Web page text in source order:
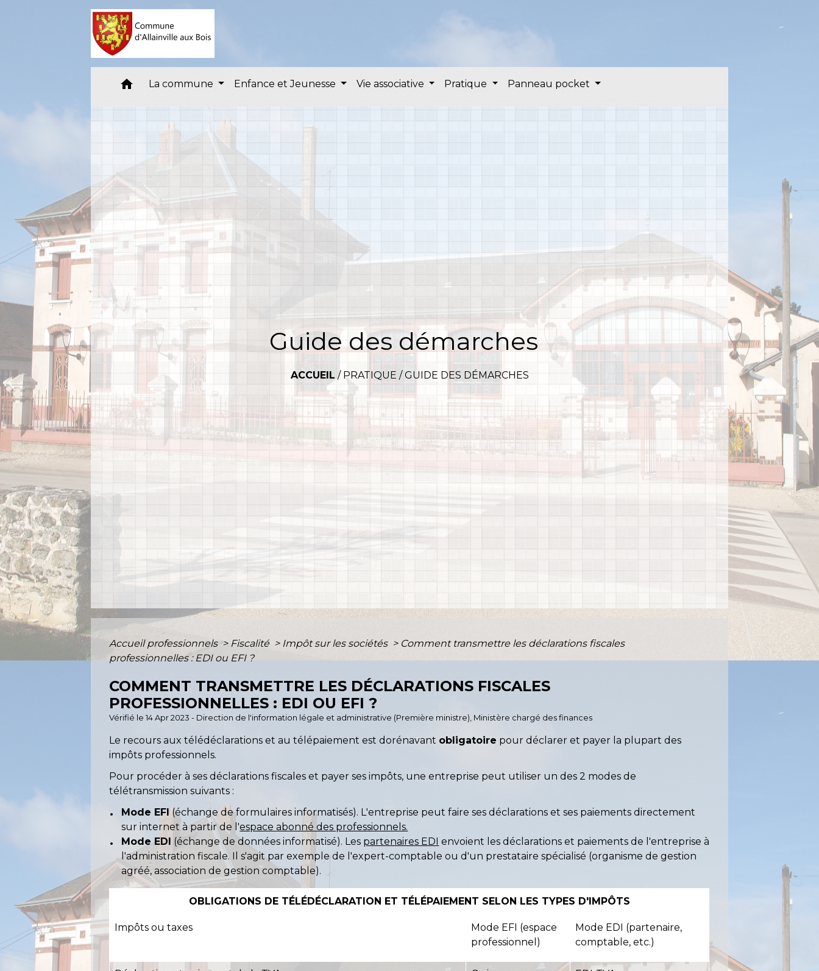
home La commune Enfance et Jeunesse Vie associative Pratique Panneau pocket
Guide des démarches
ACCUEIL / PRATIQUE /GUIDE DES DÉMARCHES
Accueil professionnels> Fiscalité > Impôt sur les sociétés > Comment transmettre les déclarations fiscales
professionnelles : EDI ou EFI ?
COMMENT TRANSMETTRE LES DÉCLARATIONS FISCALES
PROFESSIONNELLES : EDI OU EFI ?
Vérifié le 14 Apr 2023 - Direction de l'information légale et administrative (Première ministre), Ministère chargé des finances
Le recours aux télédéclarations et au télépaiement est dorénavant obligatoire pour déclarer et payer la plupart des
impôts professionnels.
Pour procéder à ses déclarations fiscales et payer ses impôts, une entreprise peut utiliser un des 2 modes de
télétransmission suivants :
Mode EFI(échange de formulaires informatisés). L'entreprise peut faire ses déclarations et ses paiements directement
sur internet à partir de l'espace abonné des professionnels.
Mode EDI (échange de données informatisé). Les partenaires EDI envoient les déclarations et paiements de l'entreprise à
l'administration fiscale. Il s'agit par exemple de l'expert-comptable ou d'un prestataire spécialisé (organisme de gestion
agréé, association de gestion comptable).
OBLIGATIONS DE TÉLÉDÉCLARATION ET TÉLÉPAIEMENT SELON LES TYPES D'IMPÔTS
Impôts ou taxes
Mode EFI (espace
professionnel)
Mode EDI (partenaire,
comptable, etc.)